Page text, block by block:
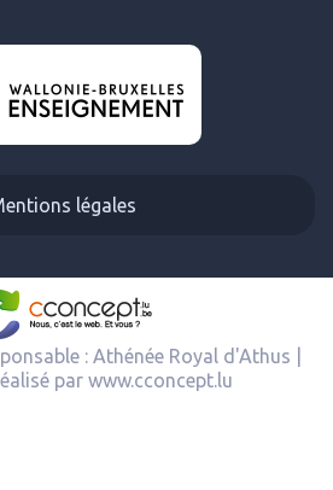
légales
: Athénée Royal d'Athus |
par www.cconcept.lu